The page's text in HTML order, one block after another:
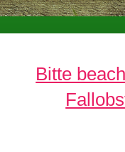
Bitte